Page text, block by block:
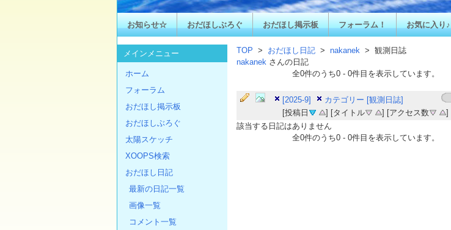
お知らせ☆ おだほしぶろぐ おだほし掲示板 フォーラム！ お気に入り♪
TOP > おだほし日記 > nakanek > 観測日誌
nakanek さんの日記
全0件のうち0- 0件目を表示しています。
[2025-9]
カテゴリー [観測日誌]
[投稿日
] [タイトル ] [アクセス数
]
該当する日記はありません
全0件のうち0- 0件目を表示しています。
メインメニュー
ホーム
フォーラム
おだほし掲示板
おだほしぶろぐ
太陽スケッチ
XOOPS検索
おだほし日記
最新の日記一覧
画像一覧
コメント一覧